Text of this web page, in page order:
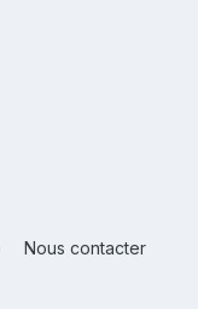
Nous contacter